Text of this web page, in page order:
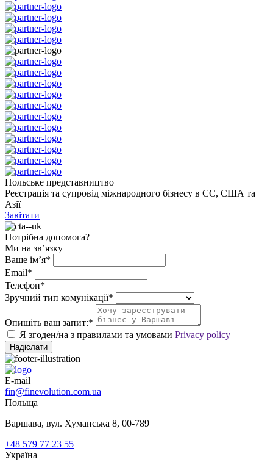
Польське представництво
Реєстрація та супровід міжнародного бізнесу в ЄС, США та
Азії
Завітати
Потрібна допомога?
Ми на зв’язку
Ваше ім’я*
Email*
Телефон*
Зручний тип комунікації*
Опишіть ваш запит:*
Я згоден/на з правилами та умовами Privacy policy
Надіслати
E-mail
fin@finevolution.com.ua
Польща
Варшава, вул. Хуманська 8, 00-789
+48 579 77 23 55
Україна